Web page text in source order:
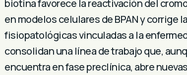
biotina favorece la reactivación del
en modelos celulares de BPAN y corrige
fisiopatológicas vinculadas a la
consolidan una línea de trabajo que,
encuentra en fase preclínica, abre